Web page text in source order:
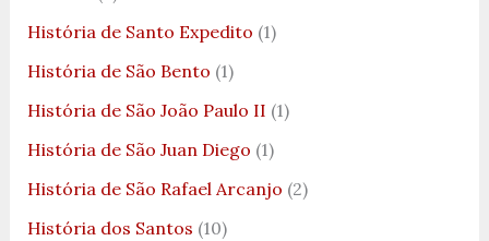
História de Santo Expedito (1)
História de São Bento (1)
História de São João Paulo II (1)
História de São Juan Diego (1)
História de São Rafael Arcanjo (2)
História dos Santos (10)